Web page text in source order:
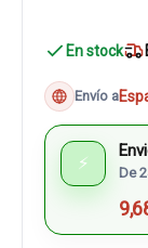
En stock
Envío a
⚡ De